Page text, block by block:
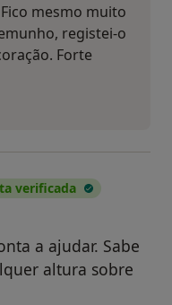
mesmo muito
registei-o
Forte
verificada
a ajudar. Sabe
altura sobre